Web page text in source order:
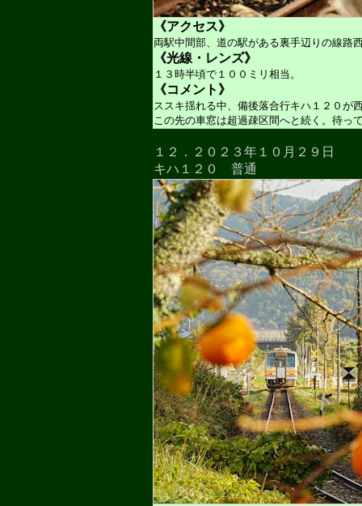
《アクセス》
両駅中間部、道の駅がある裏手辺りの線路
《光線・レンズ》
１３時半頃で１００ミリ相当。
《コメント》
ススキ揺れる中、備後落合行キハ１２０が
この先の車窓は超過疎区間へと続く。待っ
１２．２０２３年１０月２９日
キハ１２０ 普通